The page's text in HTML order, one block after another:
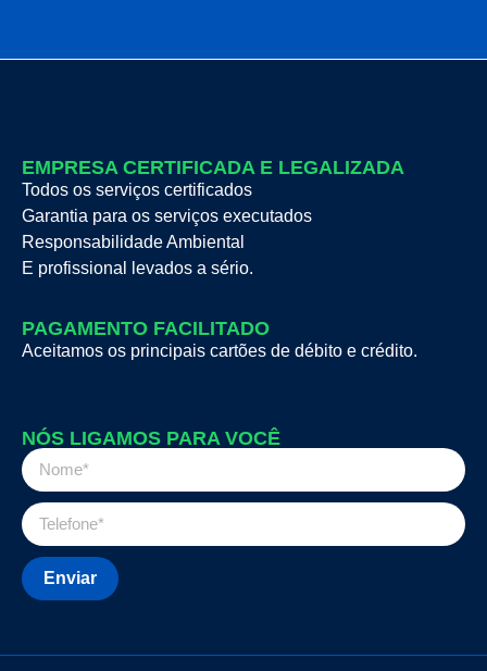
EMPRESA CERTIFICADA E LEGALIZADA
Todos os serviços certificados
Garantia para os serviços executados
Responsabilidade Ambiental
E profissional levados a sério.
PAGAMENTO FACILITADO
Aceitamos os principais cartões de débito e crédito.
NÓS LIGAMOS PARA VOCÊ
Enviar